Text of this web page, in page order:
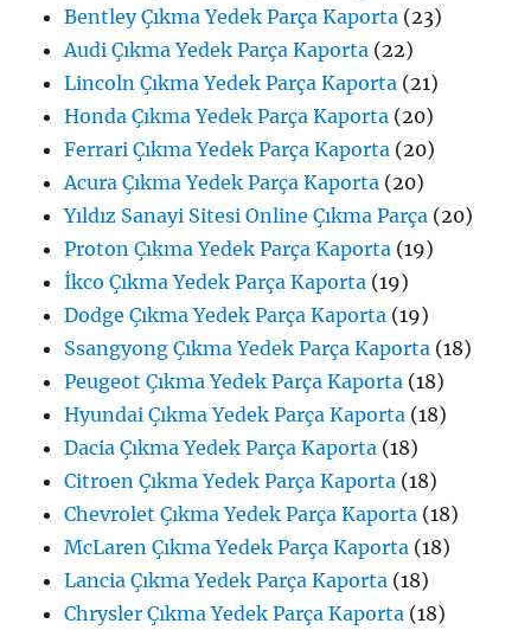
Bentley Çıkma Yedek Parça Kaporta (23)
Audi Çıkma Yedek Parça Kaporta (22)
Lincoln Çıkma Yedek Parça Kaporta (21)
Honda Çıkma Yedek Parça Kaporta (20)
Ferrari Çıkma Yedek Parça Kaporta (20)
Acura Çıkma Yedek Parça Kaporta (20)
Yıldız Sanayi Sitesi Online Çıkma Parça (20)
Proton Çıkma Yedek Parça Kaporta (19)
İkco Çıkma Yedek Parça Kaporta (19)
Dodge Çıkma Yedek Parça Kaporta (19)
Ssangyong Çıkma Yedek Parça Kaporta (18)
Peugeot Çıkma Yedek Parça Kaporta (18)
Hyundai Çıkma Yedek Parça Kaporta (18)
Dacia Çıkma Yedek Parça Kaporta (18)
Citroen Çıkma Yedek Parça Kaporta (18)
Chevrolet Çıkma Yedek Parça Kaporta (18)
McLaren Çıkma Yedek Parça Kaporta (18)
Lancia Çıkma Yedek Parça Kaporta (18)
Chrysler Çıkma Yedek Parça Kaporta (18)